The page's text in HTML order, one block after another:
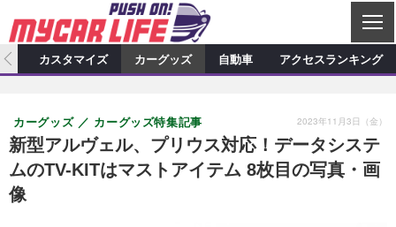
C
L
S
カーオーディオ
プロショップ検索
カーオーディオニュース デモカー製作記
カスタマイズ特集記事 カスタマイズ新製品情報
カスタマイズニュース
カーグッズ
カーグッズ特集記事 カーグッズ新製品情報
自動車
カスタマイズ カーグッズ 自動車 アクセスランキング
新型アルヴェル、プリウス対応！データシステ
ムのTV-KITはマストアイテム 8枚目の写真・画
像
カーグッズ カーグッズ特集記事 2023年11月3日（金）